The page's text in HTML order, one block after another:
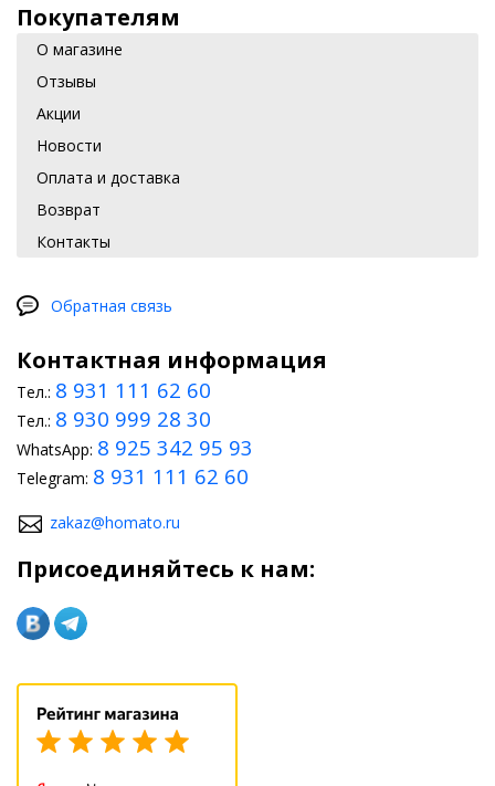
Покупателям
О магазине
Отзывы
Акции
Новости
Оплата и доставка
Возврат
Контакты
Обратная связь
Контактная информация
Тел.: 8 931 111 62 60
Тел.: 8 930 999 28 30
WhatsApp: 8 925 342 95 93
Telegram: 8 931 111 62 60
zakaz@homato.ru
Присоединяйтесь к нам: